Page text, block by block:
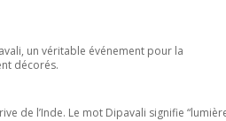
un véritable événement pour la
décorés.
de l’Inde. Le mot Dipavali signifie